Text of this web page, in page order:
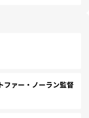
ァー・ノーラン監督